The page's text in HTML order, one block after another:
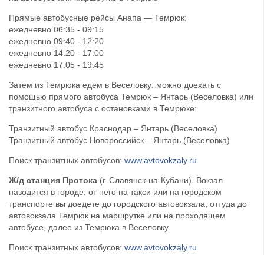
Прямые автобусные рейсы Анапа — Темрюк:
ежедневно 06:35 - 09:15
ежедневно 09:40 - 12:20
ежедневно 14:20 - 17:00
ежедневно 17:05 - 19:45
Затем из Темрюка едем в Веселовку: можно доехать с
помощью прямого автобуса Темрюк – Янтарь (Веселовка) или
транзитного автобуса с остановками в Темрюке:
Транзитный автобус Краснодар – Янтарь (Веселовка)
Транзитный автобус Новороссийск – Янтарь (Веселовка)
Поиск транзитных автобусов: www.avtovokzaly.ru
Ж/д станция Протока (г. Славянск-на-Кубани). Вокзал
назодится в городе, от него на такси или на городском
транспорте вы доедете до городского автовокзала, оттуда до
автовокзала Темрюк на маршрутке или на проходящем
автобусе, далее из Темрюка в Веселовку.
Поиск транзитных автобусов: www.avtovokzaly.ru